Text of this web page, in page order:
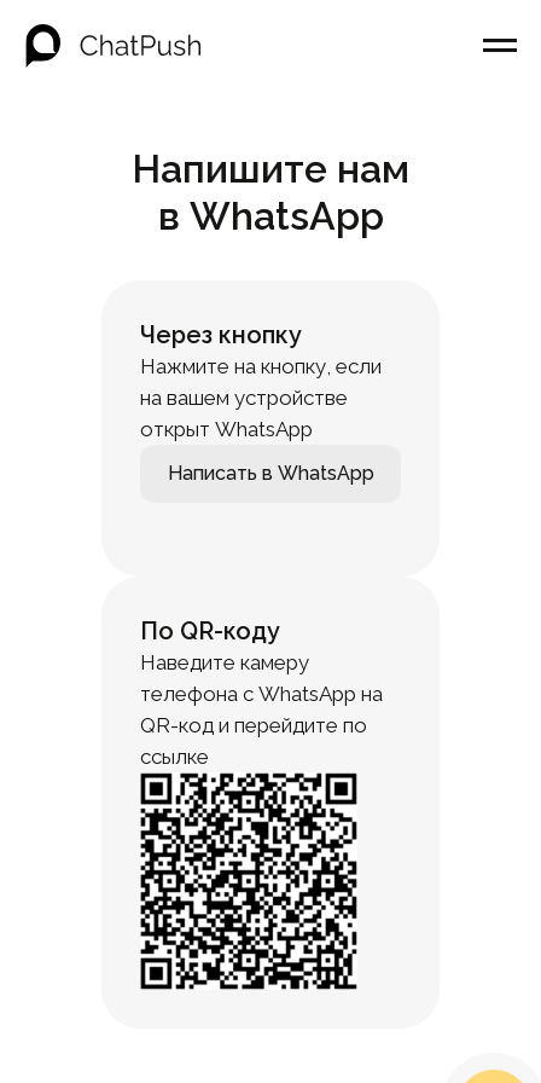
Через кнопку
Нажмите на кнопку, если
на вашем устройстве
открыт WhatsApp
Написать в WhatsApp
По QR-коду
Наведите камеру
телефона с WhatsApp на
QR-код и перейдите по
ссылке
Напишите нам
в WhatsApp